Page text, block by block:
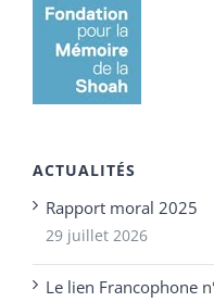
ACTUALITÉS
Rapport moral 2025
29 juillet 2026
Le lien Francophone